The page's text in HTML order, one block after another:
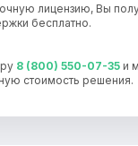
лицензию, Вы
бесплатно.
8 (800) 550-07-35 и
стоимость решения.